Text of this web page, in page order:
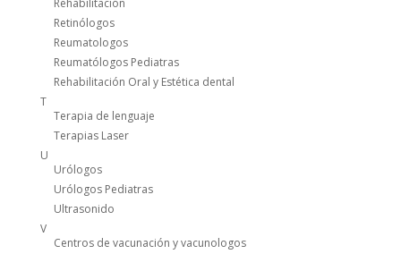
Rehabilitación
Retinólogos
Reumatologos
Reumatólogos Pediatras
Rehabilitación Oral y Estética dental
T
Terapia de lenguaje
Terapias Laser
U
Urólogos
Urólogos Pediatras
Ultrasonido
V
Centros de vacunación y vacunologos